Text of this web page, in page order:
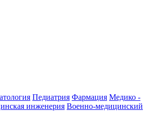
Педиатрия Фармация Медико -
инженерия Военно-медицинский